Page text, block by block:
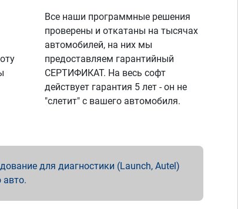
Все наши программные решения
проверены и откатаны на тысячах
автомобилей, на них мы
предоставляем гарантийный
СЕРТИФИКАТ. На весь софт
действует гарантия 5 лет - он не
"слетит" с вашего автомобиля.
для диагностики (Launch, Autel)
авто.